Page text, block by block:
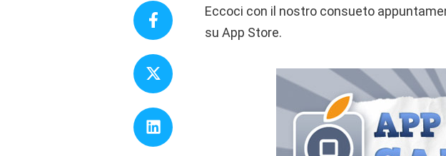
Eccoci con il nostro consueto
su App Store.